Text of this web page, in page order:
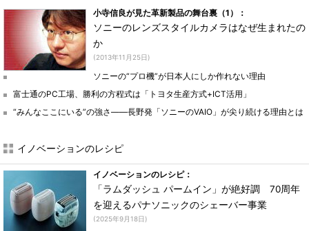
小寺信良が見た革新製品の舞台裏（1）：
ソニーのレンズスタイルカメラはなぜ生まれたの
か
(2013年11月25日)
ソニーの“プロ機”が日本人にしか作れない理由
富士通のPC工場、勝利の方程式は「トヨタ生産方式+ICT活用」
“みんなここにいる”の強さ――長野発「ソニーのVAIO」が尖り続ける理由とは
イノベーションのレシピ
イノベーションのレシピ：
「ラムダッシュ パームイン」が絶好調 70周年
を迎えるパナソニックのシェーバー事業
(2025年9月18日)